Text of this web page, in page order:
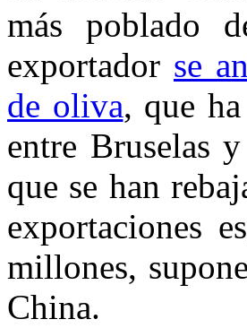
más poblado
exportador se
de oliva, que
entre Bruselas
que se han
exportaciones
millones,
China.